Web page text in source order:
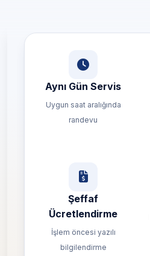
Aynı Gün Servis
Uygun saat aralığında
randevu
Şeffaf
Ücretlendirme
İşlem öncesi yazılı
bilgilendirme